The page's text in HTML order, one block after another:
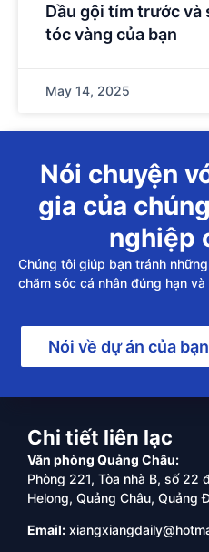
Dầu gội tím trước và
tóc vàng của bạn
May 14, 2025
Nói chuyện
gia của
nghiệp
Chúng tôi giúp bạn tránh
chăm sóc cá nhân đúng hạn
Nói về dự án của bạn
Chi tiết liên lạc
Văn phòng Quảng Châu:
Phòng 221, Tòa nhà B, số
Helong, Quảng Châu, Quảng
Email: